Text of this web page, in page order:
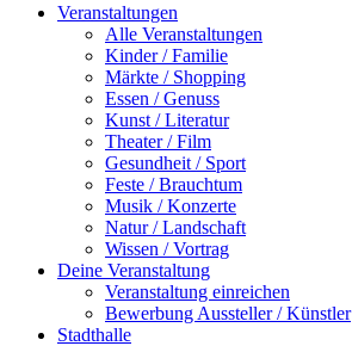
Veranstaltungen
Alle Veranstaltungen
Kinder / Familie
Märkte / Shopping
Essen / Genuss
Kunst / Literatur
Theater / Film
Gesundheit / Sport
Feste / Brauchtum
Musik / Konzerte
Natur / Landschaft
Wissen / Vortrag
Deine Veranstaltung
Veranstaltung einreichen
Bewerbung Aussteller / Künstler
Stadthalle